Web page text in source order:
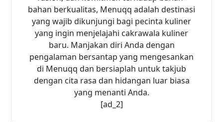
bahan berkualitas, Menuqq adalah destinasi
yang wajib dikunjungi bagi pecinta kuliner
yang ingin menjelajahi cakrawala kuliner
baru. Manjakan diri Anda dengan
pengalaman bersantap yang mengesankan
di Menuqq dan bersiaplah untuk takjub
dengan cita rasa dan hidangan luar biasa
yang menanti Anda.
[ad_2]